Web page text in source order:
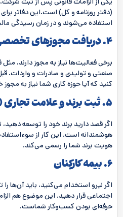
(دفتر روزنامه و کل) است.این دفاتر
استفاده می‌شوند و در زمان رسیدگی
۴. دریافت مجوزهای تخصصی (در صورت نیاز)
برخی فعالیت‌ها نیاز به مجوز دارند،
صنعتی و تولیدی و صادرات و واردات.
کنید که آیا حوزه کاری شما نیاز به مجوز
۵. ثبت برند و علامت تجاری (اختیاری اما مهم)
اگر قصد دارید برند خود را توسعه
هوشمندانه است. این کار از
هویت برند شما را رسمی می‌کند.
۶. بیمه کارکنان
اگر نیرو استخدام می‌کنید، باید
اجتماعی قرار دهید. این موضوع هم
حرفه‌ای بودن کسب‌وکار شماست.